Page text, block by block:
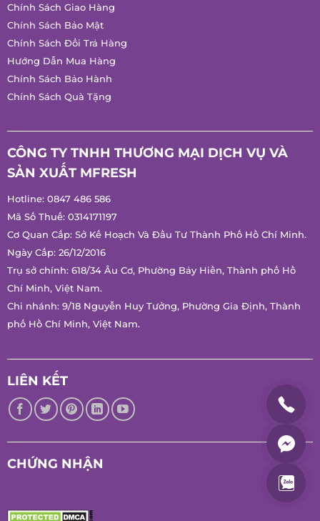
Chính Sách Giao Hàng
Chính Sách Bảo Mật
Chính Sách Đổi Trả Hàng
Hướng Dẫn Mua Hàng
Chính Sách Bảo Hành
Chính Sách Quà Tặng
CÔNG TY TNHH THƯƠNG MẠI DỊCH VỤ VÀ
SẢN XUẤT MFRESH
Hotline: 0847 486 586
Mã Số Thuế: 0314171197
Cơ Quan Cấp: Sở Kế Hoạch Và Đầu Tư Thành Phố Hồ Chí Minh.
Ngày Cấp: 26/12/2016
Trụ sở chính: 618/34 Âu Cơ, Phường Bảy Hiền, Thành phố Hồ
Chí Minh, Việt Nam.
Chi nhánh: 9/18 Nguyễn Huy Tưởng, Phường Gia Định, Thành
phố Hồ Chí Minh, Việt Nam.
LIÊN KẾT
CHỨNG NHẬN